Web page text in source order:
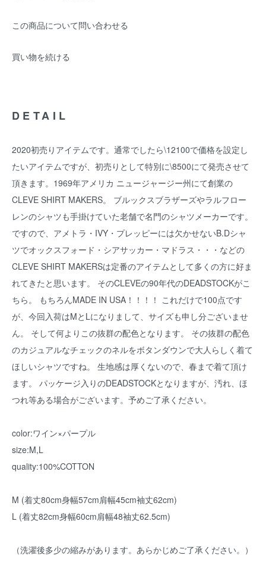
この商品について問い合わせる
買い物を続ける
DETAIL
2020初売りアイテムです。通常でしたら\12100で価格を設定し
たいアイテムですが、初売りとして特別に\8500にて発売させて
頂きます。1969年アメリカ ニュージャージー州にて創業の
CLEVE SHIRT MAKERS。 ブルックスブラザーズやラルフロー
レンのシャツも手掛けていた老舗で名門のシャツメーカーです。
ですので、アメトラ・IVY・プレッピーには欠かせないB.Dシャ
ツでオックスフォード・シアサッカー・マドラス・・・などの
CLEVE SHIRT MAKERSは定番のアイテムとして多くの方に好ま
れてきたと思います。 そのCLEVEの90年代のDEADSTOCKがこ
ちら。 もちろんMADE IN USA！！！！ これだけで100点です
が、今回入荷はMとLになりまして、サイズも申し分ございませ
ん。 そして何よりこの抜群の配色となります。 その抜群の配色
のカジュアルなチェックのネルをボタンダウンで大人らしく着て
ほしいシャツですね。 生地感は厚くないので、春まで着て頂け
ます。 パッケージ入りのDEADSTOCKとなりますが、汚れ、ほ
つれ等ある場合がございます。予めご了承ください。
color:ワイン×パープル
size:M,L
quality:100%COTTON
M (着丈80cm身幅57cm肩幅45cm袖丈62cm)
L (着丈82cm身幅60cm肩幅48袖丈62.5cm)
（洗濯後多少の縮みがあります。あらかじめご了承ください。）